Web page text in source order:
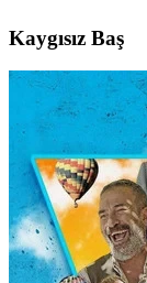
Kaygısız Baş